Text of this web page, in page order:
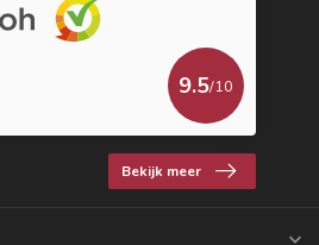
9.5/10
Bekijk meer